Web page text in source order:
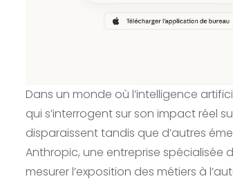
Dans un monde où l’intelligence
qui s’interrogent sur son impact réel
disparaissent tandis que d’autres
Anthropic, une entreprise spécialisée
mesurer l’exposition des métiers à